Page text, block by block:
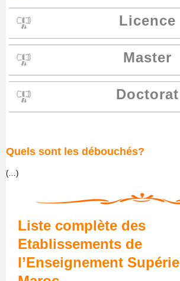
Licence
Master
Doctorat
Quels sont les débouchés?
(…)
Liste complète des
Etablissements de
l’Enseignement